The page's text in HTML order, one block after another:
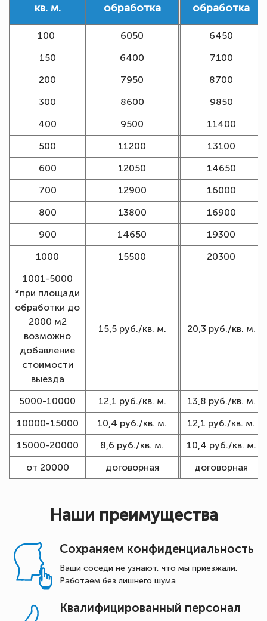
кв. м. обработка обработка
100 6050
6450
150
6400
7100
200
7950
8700
300
8600
9850
400
9500
11400
500
11200
13100
600
12050
14650
700
12900
16000
800
13800
16900
900
14650
19300
1000
15500
20300
1001-5000
*при площади
обработки до
2000 м2
возможно
добавление
стоимости
выезда
15,5 руб./кв. м. 20,3 руб./кв. м.
5000-10000 12,1 руб./кв. м.
13,8 руб./кв. м.
10000-15000
10,4 руб./кв. м.
12,1 руб./кв. м.
15000-20000
8,6 руб./кв. м.
10,4 руб./кв. м.
от 20000
договорная договорная
Наши преимущества
Сохраняем конфиденциальность
Ваши соседи не узнают, что мы приезжали.
Работаем без лишнего шума
Квалифицированный персонал